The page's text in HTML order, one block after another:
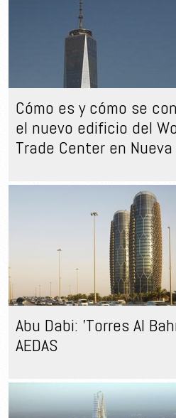
Cómo es y cómo se
el nuevo edificio del
Trade Center en Nueva
Abu Dabi: 'Torres Al
AEDAS